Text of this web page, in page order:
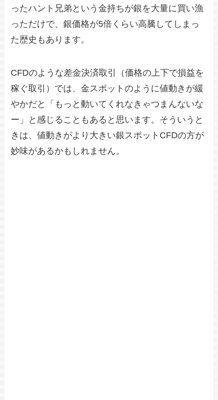
ったハント兄弟という金持ちが銀を大量に買い漁
っただけで、銀価格が5倍くらい高騰してしまっ
た歴史もあります。
CFDのような差金決済取引（価格の上下で損益を
稼ぐ取引）では、金スポットのように値動きが緩
やかだと「もっと動いてくれなきゃつまんないな
ー」と感じることもあると思います。そういうと
きは、値動きがより大きい銀スポットCFDの方が
妙味があるかもしれません。